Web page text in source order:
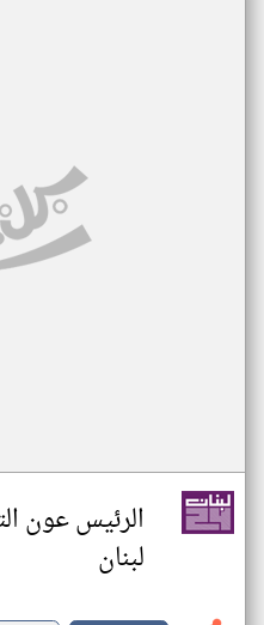
الرئيس عون
لبنان